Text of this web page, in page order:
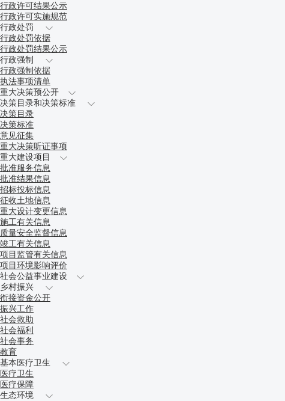
行政许可结果公示
行政许可实施规范
行政处罚
行政处罚依据
行政处罚结果公示
行政强制
行政强制依据
执法事项清单
重大决策预公开
决策目录和决策标准
决策目录
决策标准
意见征集
重大决策听证事项
重大建设项目
批准服务信息
批准结果信息
招标投标信息
征收土地信息
重大设计变更信息
施工有关信息
质量安全监督信息
竣工有关信息
项目监管有关信息
项目环境影响评价
社会公益事业建设
乡村振兴
衔接资金公开
振兴工作
社会救助
社会福利
社会事务
教育
基本医疗卫生
医疗卫生
医疗保障
生态环境